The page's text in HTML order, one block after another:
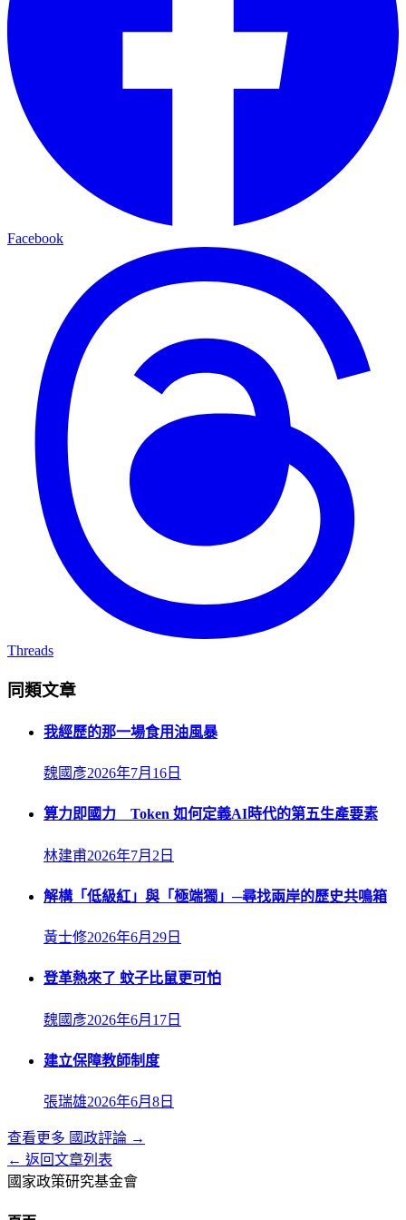
Facebook
Threads
同類文章
我經歷的那一場食用油風暴
魏國彥2026年7月16日
算力即國力 Token 如何定義AI時代的第五生產要素
林建甫2026年7月2日
解構「低級紅」與「極端獨」─尋找兩岸的歷史共鳴箱
黃士修2026年6月29日
登革熱來了 蚊子比鼠更可怕
魏國彥2026年6月17日
建立保障教師制度
張瑞雄2026年6月8日
查看更多 國政評論 →
← 返回文章列表
國家政策研究基金會